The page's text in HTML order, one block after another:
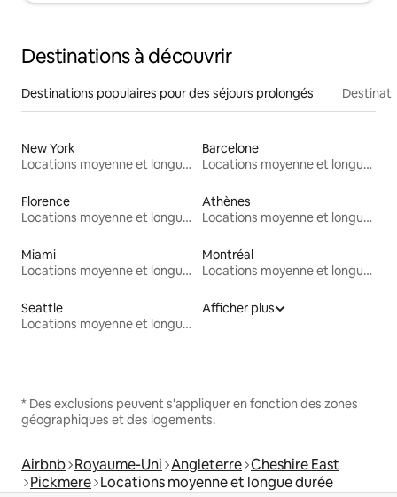
Destinations à découvrir
Destinations populaires pour des séjours prolongés
New York
Locations moyenne et longue durée
Barcelone
Locations moyenne et longue durée
Florence
Locations moyenne et longue durée
Athènes
Locations moyenne et longue durée
Miami
Locations moyenne et longue durée
Montréal
Locations moyenne et longue durée
Seattle
Locations moyenne et longue durée
Afficher plus
* Des exclusions peuvent s'appliquer en fonction des zones
géographiques et des logements.
Airbnb Royaume-Uni Angleterre Cheshire East
Pickmere Locations moyenne et longue durée